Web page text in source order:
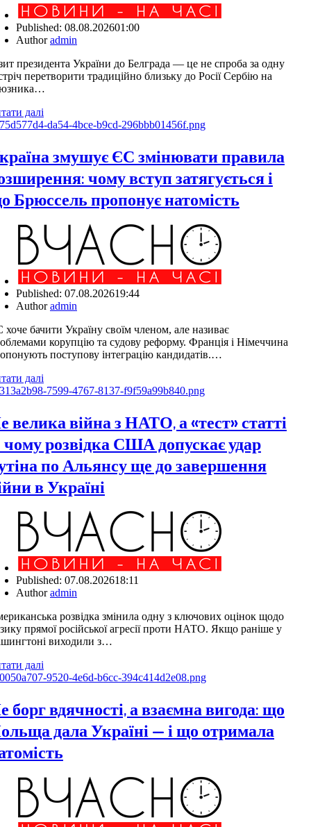
Published: 08.08.202601:00
Authoradmin
президента України до Белграда — це не спроба за одну
перетворити традиційно близьку до Росії Сербію на
далі
змушує ЄС змінювати правила
чому вступ затягується і
Брюссель пропонує натомість
Published: 07.08.202619:44
Authoradmin
бачити Україну своїм членом, але називає
корупцію та судову реформу. Франція і Німеччина
поступову інтеграцію кандидатів.…
далі
велика війна з НАТО, а «тест» статті
чому розвідка США допускає удар
по Альянсу ще до завершення
в Україні
Published: 07.08.202618:11
Authoradmin
розвідка змінила одну з ключових оцінок щодо
прямої російської агресії проти НАТО. Якщо раніше у
виходили з…
далі
борг вдячності, а взаємна вигода: що
дала Україні — і що отримала